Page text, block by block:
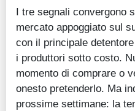
I tre segnali convergono
mercato appoggiato sul
con il principale
i produttori sotto costo.
momento di comprare o
onesto pretenderlo. Ma
prossime settimane: la